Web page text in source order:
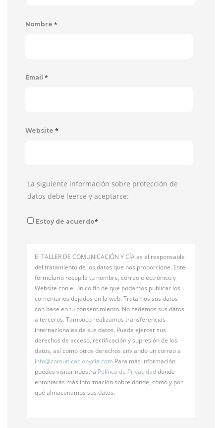
Nombre *
Email *
Website *
La siguiente información sobre protección de
datos debe leerse y aceptarse:
Estoy de acuerdo*
El TALLER DE COMUNICACIÓN Y CÍA es el responsable
del tratamiento de los datos que nos proporcione. Este
formulario recopila tu nombre, correo electrónico y
Website con el único fin de que podamos publicar los
comentarios dejados en la web. Tratamos sus datos
con base en tu consentimiento. No cedemos sus datos
a terceros. Tampoco realizamos transferencias
internacionales de sus datos. Puede ejercer sus
derechos de acceso, rectificación y supresión de los
datos, así como otros derechos enviando un correo a
info@comunicacionycia.com Para más información
puedes visitar nuestra Política de Privacidaddonde
entontarás más información sobre dónde, cómo y por
qué almacenamos sus datos.